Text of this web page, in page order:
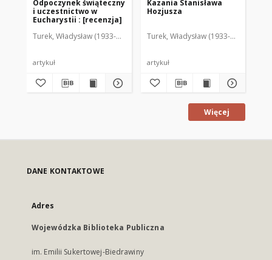
Odpoczynek świąteczny
i uczestnictwo w
Eucharystii : [recenzja]
Turek, Władysław (1933-2011)
artykuł
Kazania Stanisława
Hozjusza
Turek, Władysław (1933-2011)
artykuł
Więcej
DANE KONTAKTOWE
Adres
Wojewódzka Biblioteka Publiczna
im. Emilii Sukertowej-Biedrawiny